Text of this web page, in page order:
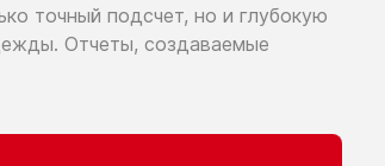
точный подсчет, но и глубокую
Отчеты, создаваемые